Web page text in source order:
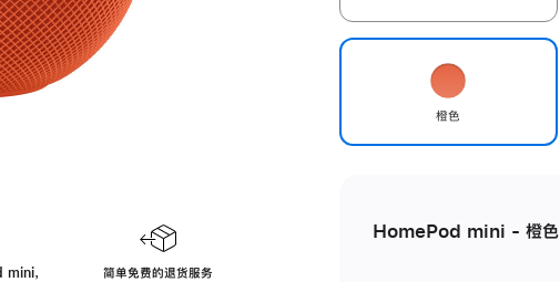
，
简单免费的退货服务
橙色
HomePod mini - 橙色